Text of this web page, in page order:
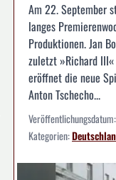
Am 22. September
langes
Produktionen. Jan
zuletzt »Richard
eröffnet die neue
Anton Tschecho...
Veröffentlichungsdatum:
Kategorien: